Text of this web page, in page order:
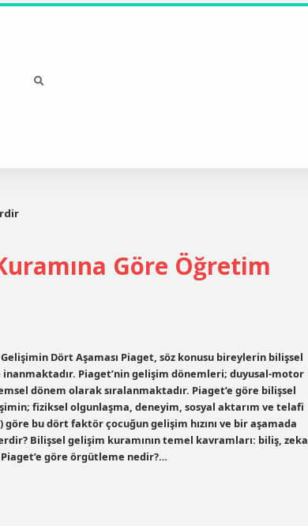
Göre Öğretim
Dört Aşaması Piaget, söz konusu bireylerin bilişsel
Piaget’nin gelişim dönemleri; duyusal-motor
dönem olarak sıralanmaktadır. Piaget’e göre bilişsel
fiziksel olgunlaşma, deneyim, sosyal aktarım ve telafi
bu dört faktör çocuğun gelişim hızını ve bir aşamada
Bilişsel gelişim kuramının temel kavramları: biliş, zeka,
göre örgütleme nedir?…